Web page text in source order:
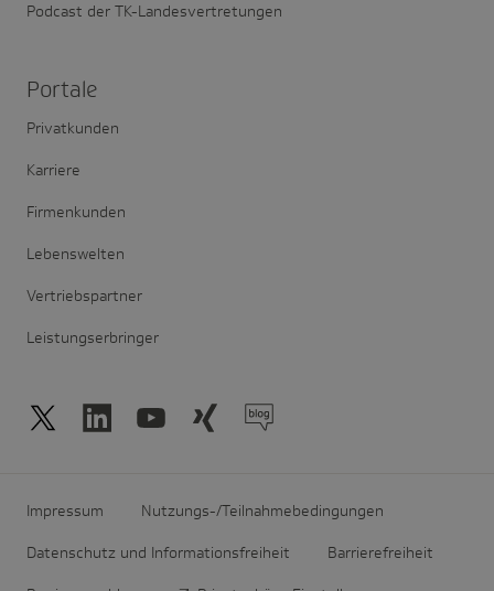
Podcast der TK-Landesvertretungen
Portale
Privatkunden
Karriere
Firmenkunden
Lebenswelten
Vertriebspartner
Leistungserbringer
Impressum Nutzungs-/Teilnahmebedingungen
Datenschutz und Informationsfreiheit Barrierefreiheit